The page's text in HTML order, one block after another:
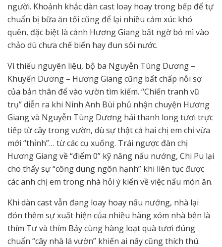
người. Khoảnh khắc dàn cast loay hoay trong bếp để tự
chuẩn bị bữa ăn tối cũng để lại nhiều cảm xúc khó
quên, đặc biệt là cảnh Hương Giang bất ngờ bỏ mì vào
chảo dù chưa chế biến hay đun sôi nước.
Vì thiếu nguyên liệu, bộ ba Nguyễn Tùng Dương –
Khuyến Dương – Hương Giang cũng bất chấp nỗi sợ
của bản thân để vào vườn tìm kiếm. “Chiến tranh vũ
trụ” diễn ra khi Ninh Anh Bùi phủ nhận chuyện Hương
Giang và Nguyễn Tùng Dương hái thanh long tươi trực
tiếp từ cây trong vườn, dù sự thật cả hai chị em chỉ vừa
mới “thỉnh”… từ các cụ xuống. Trái ngược đàn chị
Hương Giang về “điểm 0” kỹ năng nấu nướng, Chi Pu lại
cho thấy sự “công dung ngôn hạnh” khi liên tục được
các anh chị em trong nhà hỏi ý kiến về việc nấu món ăn.
Khi dàn cast vẫn đang loay hoay nấu nướng, nhà lại
đón thêm sự xuất hiện của nhiều hàng xóm nhà bên là
thím Tư và thím Bảy cùng hàng loạt quà tươi đúng
chuẩn “cây nhà lá vườn” khiến ai nấy cũng thích thú.